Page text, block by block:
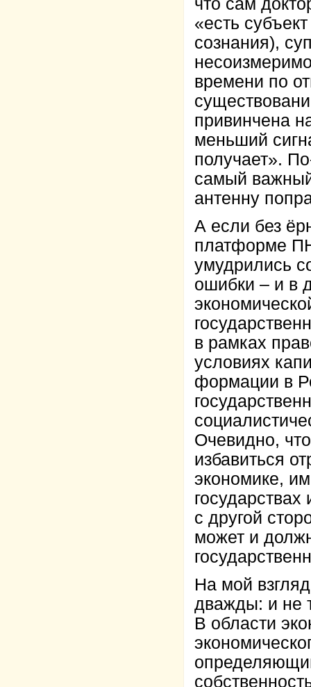
что сам
«есть
сознания),
времени по
привинчена
меньший
получает».
самый
антенну
А если без
платформе
умудрились
ошибки – и в
в рамках
условиях
формации в
Очевидно,
избавиться
экономике,
с другой
может и
На мой
дважды: и не
В области